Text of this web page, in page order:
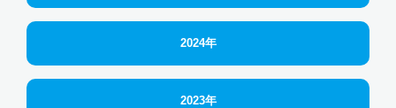
2024年
2023年